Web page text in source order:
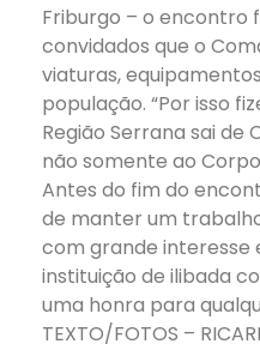
Friburgo – o encontro
convidados que o
viaturas,
população. “Por isso
Região Serrana sai
não somente ao
Antes do fim do
de manter um
com grande interesse
instituição de ilibada
uma honra para
TEXTO/FOTOS –